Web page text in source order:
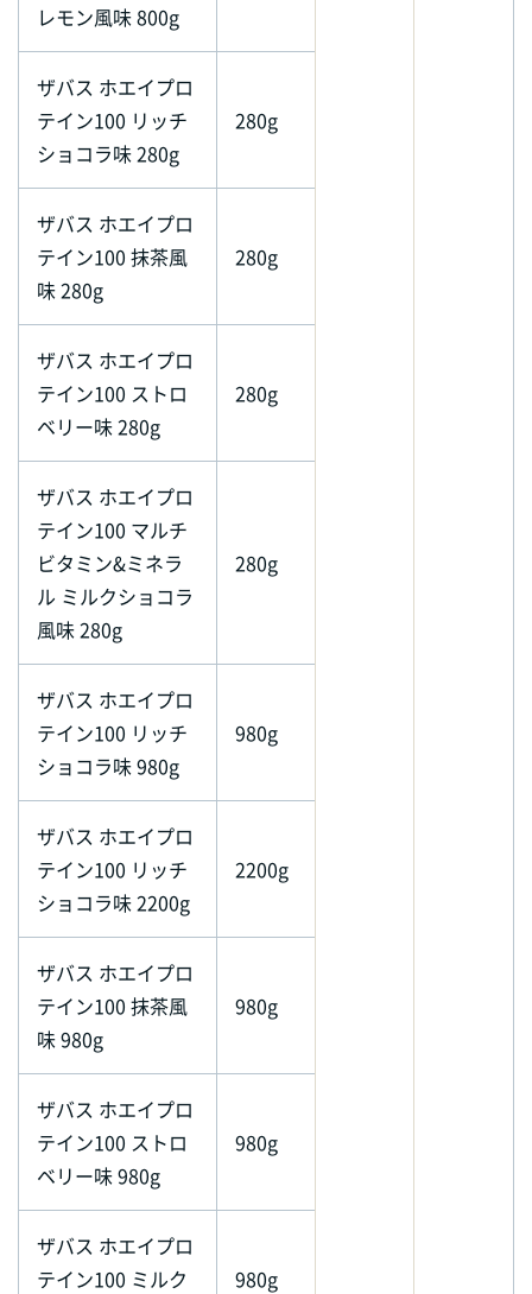
レモン風味 800g
ザバス ホエイプロ
テイン100 リッチ
ショコラ味 280g
280g
ザバス ホエイプロ
テイン100 抹茶風
味 280g
280g
ザバス ホエイプロ
テイン100 ストロ
ベリー味 280g
280g
ザバス ホエイプロ
テイン100 マルチ
ビタミン&ミネラ
ル ミルクショコラ
風味 280g
280g
ザバス ホエイプロ
テイン100 リッチ
ショコラ味 980g
980g
ザバス ホエイプロ
テイン100 リッチ
ショコラ味 2200g
2200g
ザバス ホエイプロ
テイン100 抹茶風
味 980g
980g
ザバス ホエイプロ
テイン100 ストロ
ベリー味 980g
980g
ザバス ホエイプロ
テイン100 ミルク
980g